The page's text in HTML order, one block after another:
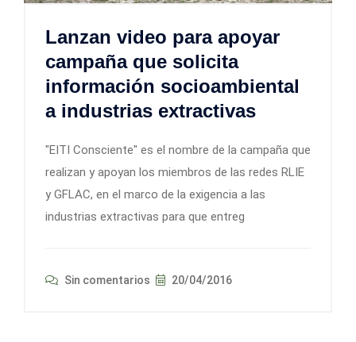
Lanzan video para apoyar
campaña que solicita
información socioambiental
a industrias extractivas
"EITI Consciente" es el nombre de la campaña que
realizan y apoyan los miembros de las redes RLIE
y GFLAC, en el marco de la exigencia a las
industrias extractivas para que entreg
Sin comentarios 20/04/2016